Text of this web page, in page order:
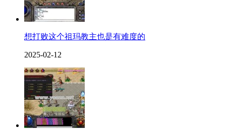
想打败这个祖玛教主也是有难度的
2025-02-12